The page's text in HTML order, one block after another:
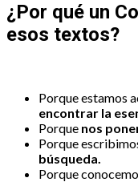
¿Por qué un
esos textos?
Porque estamos
encontrar la
Porque nos
Porque
búsqueda.
Porque